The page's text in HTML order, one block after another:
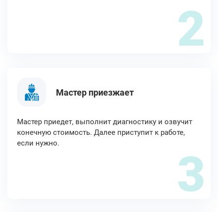
2
Мастер приезжает
Мастер приедет, выполнит диагностику и озвучит
конечную стоимость. Далее приступит к работе,
если нужно.
3